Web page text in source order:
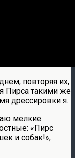
повторяя их,
Пирса такими же
дрессировки я.
мелкие
«Пирс
и собак!»,